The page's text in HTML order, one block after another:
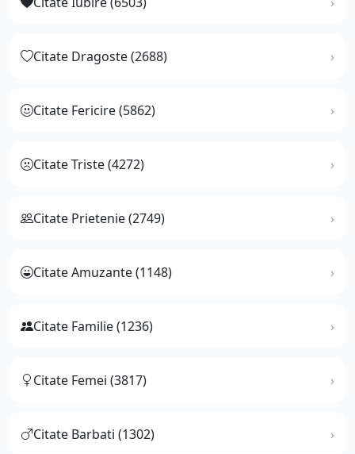
Citate Dragoste (2688)
Citate Fericire (5862)
Citate Triste (4272)
Citate Prietenie (2749)
Citate Amuzante (1148)
Citate Familie (1236)
Citate Femei (3817)
Citate Barbati (1302)